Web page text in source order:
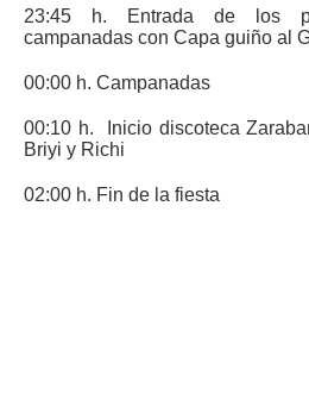
23:45 h. Entrada de los
campanadas con Capa guiño al
00:00 h. Campanadas
00:10 h. Inicio discoteca
Briyi y Richi
02:00 h. Fin de la fiesta